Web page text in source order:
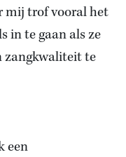
mij trof vooral het
in te gaan als ze
zangkwaliteit te
een